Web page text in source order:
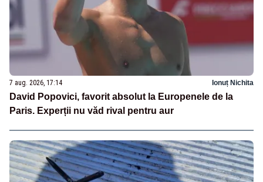
7 aug. 2026, 17:14 Ionuț Nichita
David Popovici, favorit absolut la Europenele de la
Paris. Experții nu văd rival pentru aur